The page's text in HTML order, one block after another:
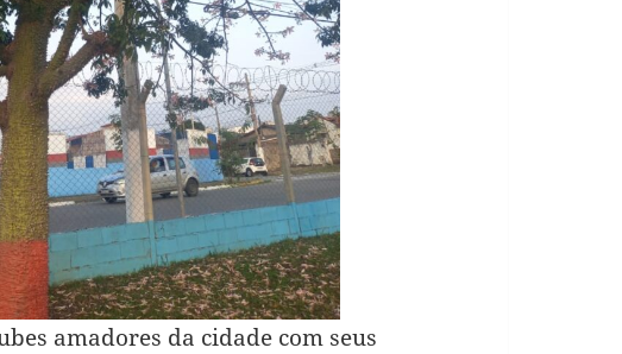
amadores da cidade com seus